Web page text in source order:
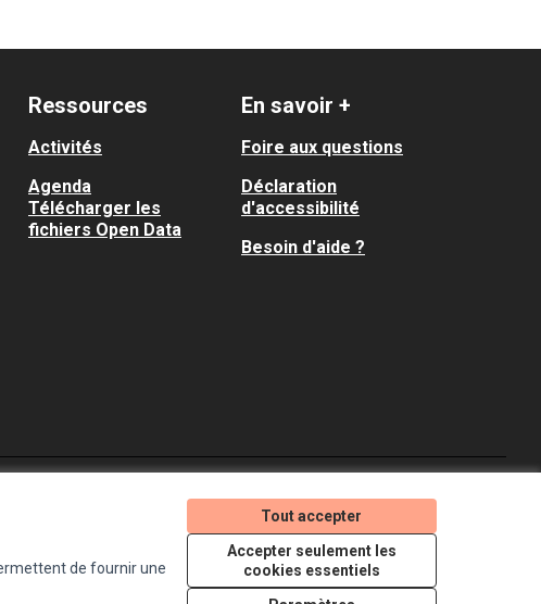
de fournir une
Tout accepter
Accepter seulement les
cookies essentiels
Ressources
Activités
Agenda
Télécharger les
fichiers Open Data
En savoir +
Foire aux questions
Déclaration
d'accessibilité
Besoin d'aide ?
(Lien externe)
(Lien externe)
(Lien externe)
Licence Creative
(Lien externe)